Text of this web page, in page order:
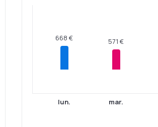
668 €
lun.
571 €
mar.